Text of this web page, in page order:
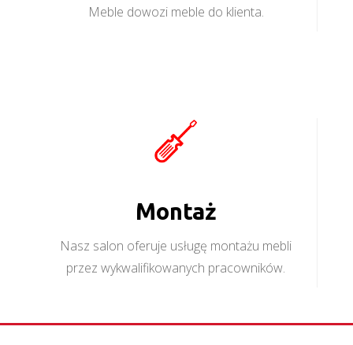
Meble dowozi meble do klienta.
Montaż
Nasz salon oferuje usługę montażu mebli
przez wykwalifikowanych pracowników.